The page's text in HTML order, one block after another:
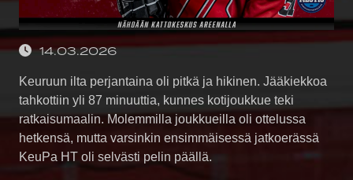
14.03.2026
Keuruun ilta perjantaina oli pitkä ja hikinen. Jääkiekkoa
tahkottiin yli 87 minuuttia, kunnes kotijoukkue teki
ratkaisumaalin. Molemmilla joukkueilla oli ottelussa
hetkensä, mutta varsinkin ensimmäisessä jatkoerässä
KeuPa HT oli selvästi pelin päällä.